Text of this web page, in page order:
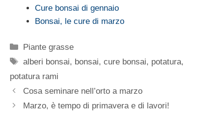
Cure bonsai di gennaio
Bonsai, le cure di marzo
Categorie
Piante grasse
Tag
alberi bonsai, bonsai,cure bonsai, potatura,
potatura rami
Cosa seminare nell’orto a marzo
Marzo, è tempo di primavera e di lavori!